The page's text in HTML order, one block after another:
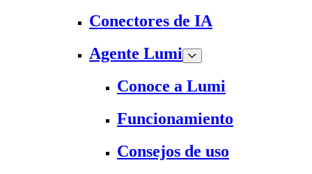
Conectores de IA
Agente Lumi
Conoce a Lumi
Funcionamiento
Consejos de uso